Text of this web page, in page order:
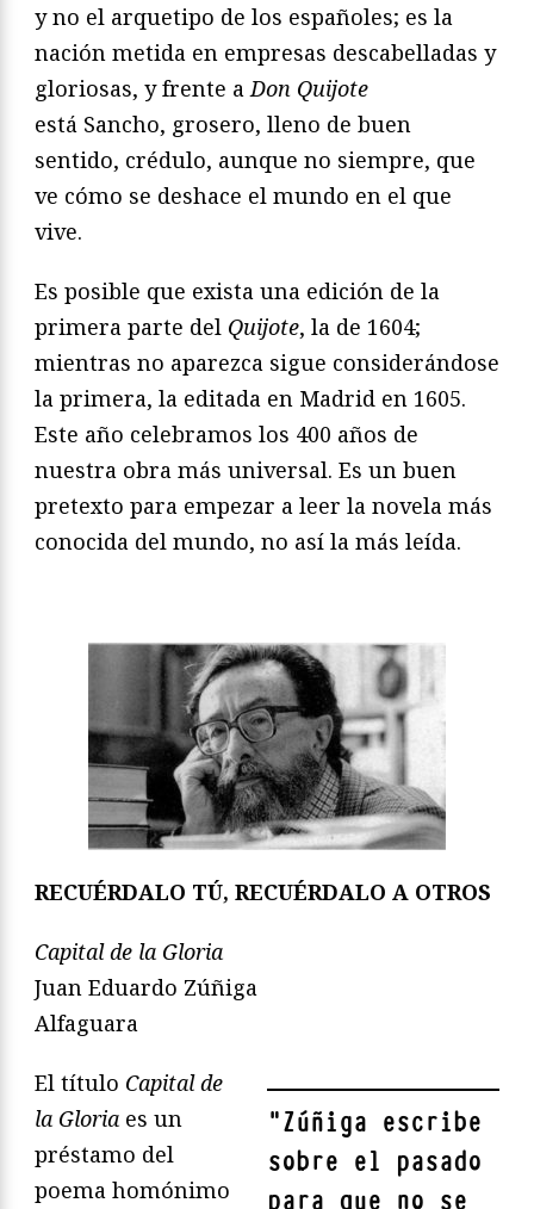
y no el arquetipo de los españoles; es la
nación metida en empresas descabelladas y
gloriosas, y frente aDon Quijote
está Sancho, grosero, lleno de buen
sentido, crédulo, aunque no siempre, que
ve cómo se deshace el mundo en el que
vive.
Es posible que exista una edición de la
primera parte del Quijote, la de 1604;
mientras no aparezca sigue considerándose
la primera, la editada en Madrid en 1605.
Este año celebramos los 400 años de
nuestra obra más universal. Es un buen
pretexto para empezar a leer la novela más
conocida del mundo, no así la más leída.
RECUÉRDALO TÚ, RECUÉRDALO A OTROS
Capital de la Gloria
Juan Eduardo Zúñiga
Alfaguara
"Zúñiga escribe
sobre el pasado
para que no se
El título Capital de
la Gloria es un
préstamo del
poema homónimo